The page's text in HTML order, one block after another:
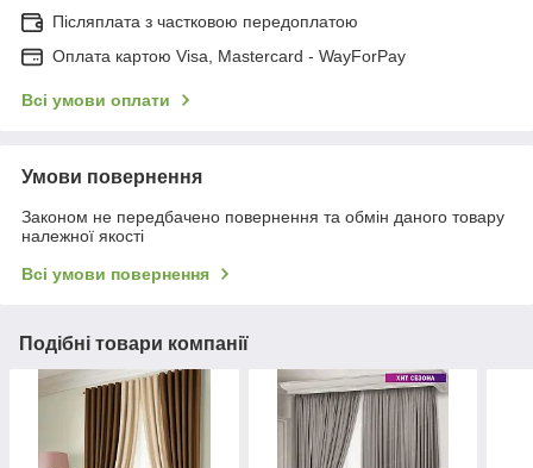
Післяплата з частковою передоплатою
Оплата картою Visa, Mastercard - WayForPay
Всі умови оплати
Умови повернення
Законом не передбачено повернення та обмін даного товару
належної якості
Всі умови повернення
Подібні товари компанії